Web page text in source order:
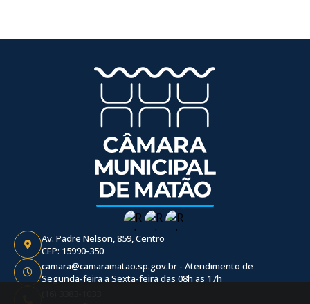
Av. Padre Nelson, 859, Centro
CEP: 15990-350
camara@camaramatao.sp.gov.br - Atendimento de
Segunda-feira a Sexta-feira das 08h as 17h